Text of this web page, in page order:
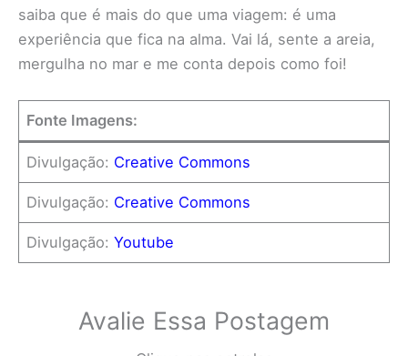
saiba que é mais do que uma viagem: é uma
experiência que fica na alma. Vai lá, sente a areia,
mergulha no mar e me conta depois como foi!
Fonte Imagens:
Divulgação: Creative Commons
Divulgação: Creative Commons
Divulgação:Youtube
Avalie Essa Postagem